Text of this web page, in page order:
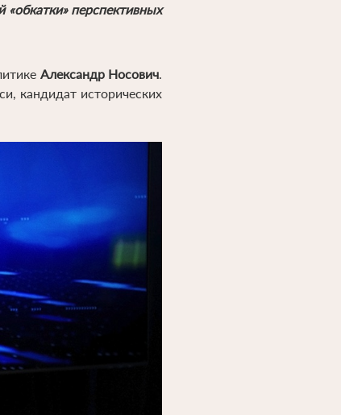
«обкатки» перспективных
Александр Носович.
кандидат исторических